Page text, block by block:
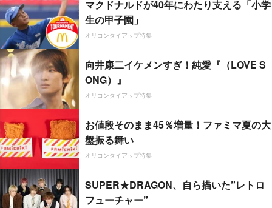
マクドナルドが40年にわたり支える「小学
生の甲子園」
オリコンタイアップ特集
向井康二イケメンすぎ！純愛『（LOVE S
ONG）』
オリコンタイアップ特集
お値段そのまま45％増量！ファミマ夏の大
盤振る舞い
オリコンタイアップ特集
SUPER★DRAGON、自ら描いた”レトロ
フューチャー”